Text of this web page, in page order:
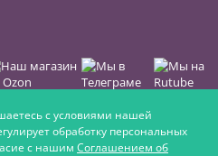
с условиями нашей
обработку персональных
с нашим Соглашением об